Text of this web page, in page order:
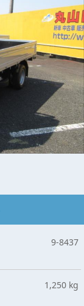
9-8437
1,250 kg